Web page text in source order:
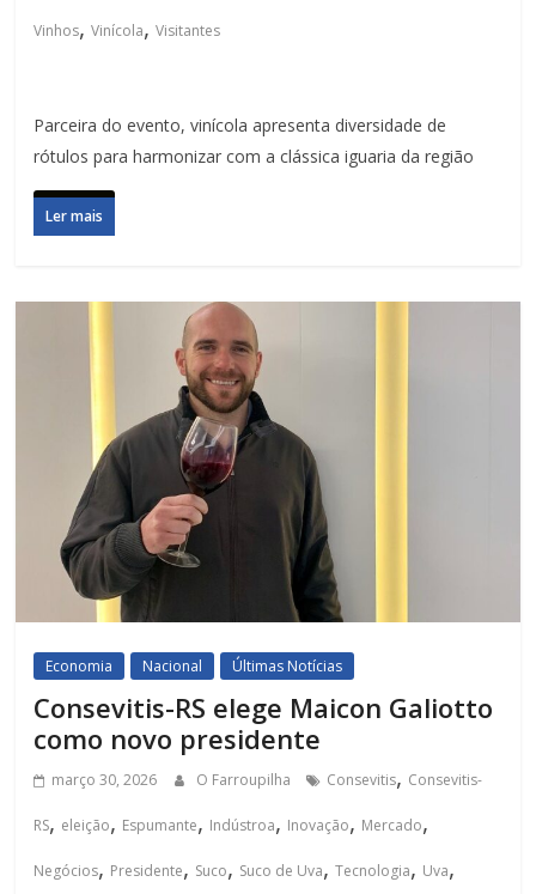
Vinhos,Vinícola,Visitantes
Parceira do evento, vinícola apresenta diversidade de
rótulos para harmonizar com a clássica iguaria da região
Ler mais
Economia Nacional Últimas Notícias
Consevitis-RS elege Maicon Galiotto
como novo presidente
março 30, 2026 O Farroupilha Consevitis, Consevitis-
RS, eleição, Espumante, Indústroa, Inovação, Mercado,
Negócios, Presidente, Suco, Suco de Uva,Tecnologia, Uva,